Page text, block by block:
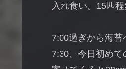
入れ食い。15匹
7:00過ぎから海苔
7:30、今日初めて